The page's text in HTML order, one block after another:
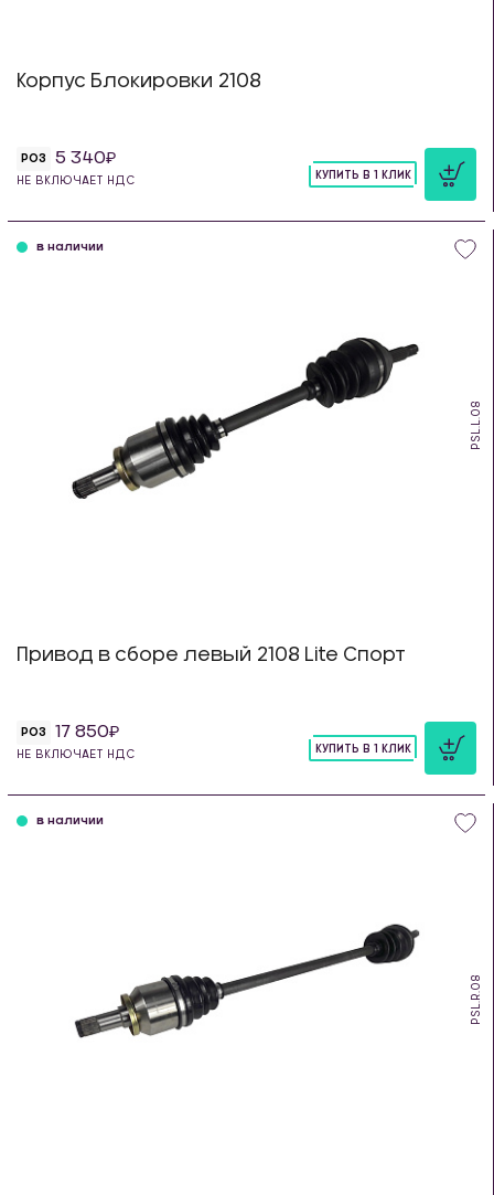
Корпус Блокировки 2108
РОЗ 5 340
НЕ ВКЛЮЧАЕТ НДС
КУПИТЬ В 1 КЛИК
PSL.L.08
в наличии
Привод в сборе левый 2108 Lite Спорт
РОЗ 17 850
НЕ ВКЛЮЧАЕТ НДС
КУПИТЬ В 1 КЛИК
PSL.R.08
в наличии